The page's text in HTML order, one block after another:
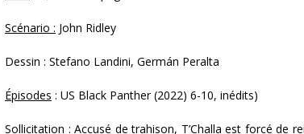
Scénario : John Ridley
Dessin : Stefano Landini, Germán Peralta
Épisodes : US Black Panther (2022) 6-10, inédits)
Sollicitation : Accusé de trahison, T’Challa est forcé de